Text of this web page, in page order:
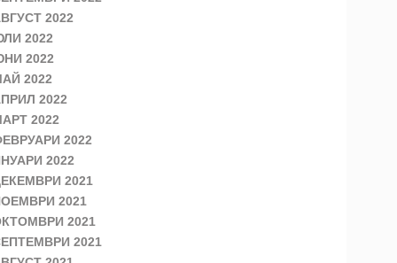
2022
2022
2022
2022
2022
2022
2022
2022
2021
2021
2021
2021